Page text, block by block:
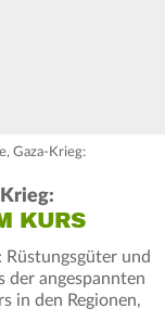
Gaza-Krieg:
KURS
und
der angespannten
in den Regionen,